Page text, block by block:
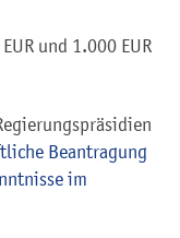
und 1.000 EUR
Beantragung
im